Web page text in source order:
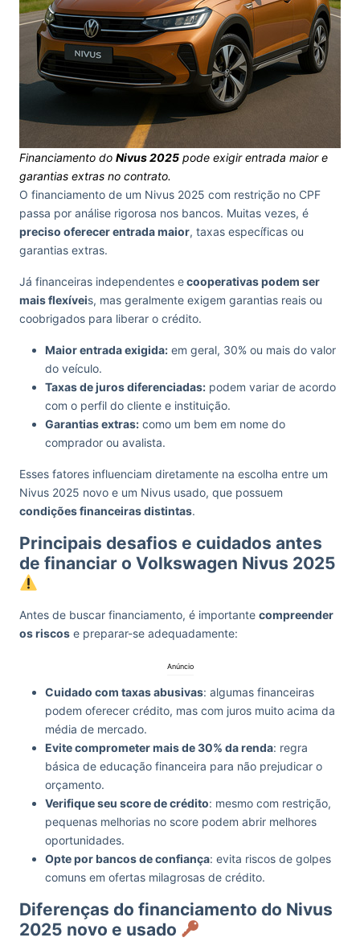
Financiamento do Nivus 2025 pode exigir entrada maior e
garantias extras no contrato.
O financiamento de um Nivus 2025 com restrição no CPF
passa por análise rigorosa nos bancos. Muitas vezes, é
preciso oferecer entrada maior, taxas específicas ou
garantias extras.
Já financeiras independentes ecooperativas podem ser
mais flexíveis, mas geralmente exigem garantias reais ou
coobrigados para liberar o crédito.
Maior entrada exigida: em geral, 30% ou mais do valor
do veículo.
Taxas de juros diferenciadas: podem variar de acordo
com o perfil do cliente e instituição.
Garantias extras: como um bem em nome do
comprador ou avalista.
Esses fatores influenciam diretamente na escolha entre um
Nivus 2025 novo e um Nivus usado, que possuem
condições financeiras distintas.
Principais desafios e cuidados antes
de financiar o Volkswagen Nivus 2025
Antes de buscar financiamento, é importante compreender
os riscos e preparar-se adequadamente:
Anúncio
Cuidado com taxas abusivas: algumas financeiras
podem oferecer crédito, mas com juros muito acima da
média de mercado.
Evite comprometer mais de 30% da renda: regra
básica de educação financeira para não prejudicar o
orçamento.
Verifique seu score de crédito: mesmo com restrição,
pequenas melhorias no score podem abrir melhores
oportunidades.
Opte por bancos de confiança: evita riscos de golpes
comuns em ofertas milagrosas de crédito.
Diferenças do financiamento do Nivus
2025 novo e usado